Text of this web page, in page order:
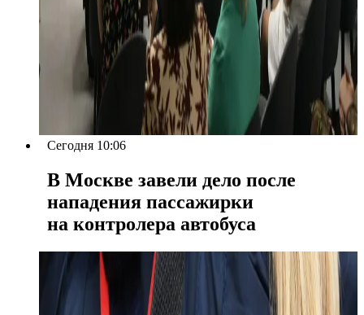
Сегодня 10:06
В Москве завели дело после
нападения пассажирки
на контролера автобуса